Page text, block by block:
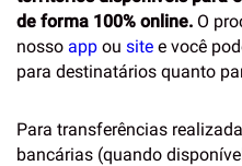
de forma 100% online. O
nosso app ou site e você
para destinatários quanto
Para transferências
bancárias (quando